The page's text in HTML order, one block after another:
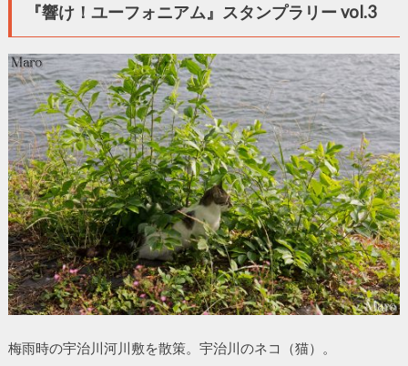
『響け！ユーフォニアム』スタンプラリー vol.3
梅雨時の宇治川河川敷を散策。宇治川のネコ（猫）。